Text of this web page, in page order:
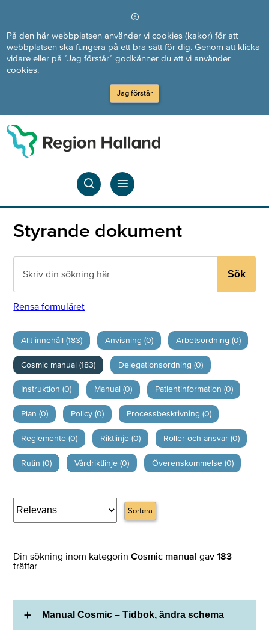
På den här webbplatsen använder vi cookies (kakor) för att
webbplatsen ska fungera på ett bra sätt för dig. Genom att klicka
vidare eller på ”Jag förstår” godkänner du att vi använder
cookies.
Jag förstår
Styrande dokument
Sök
Rensa formuläret
Allt innehåll (183) Anvisning (0) Arbetsordning (0)
Cosmic manual (183) Delegationsordning (0)
Instruktion (0) Manual (0) Patientinformation (0)
Plan (0) Policy (0) Processbeskrivning (0)
Reglemente (0) Riktlinje (0) Roller och ansvar (0)
Rutin (0) Vårdriktlinje (0) Överenskommelse (0)
Sortera
Din sökning inom kategorinCosmic manual gav183
träffar
Manual Cosmic – Tidbok, ändra schema